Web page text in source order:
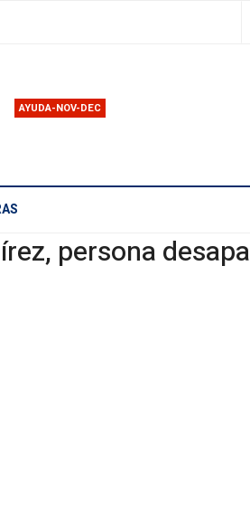
AYUDA-NOV-DEC
persona